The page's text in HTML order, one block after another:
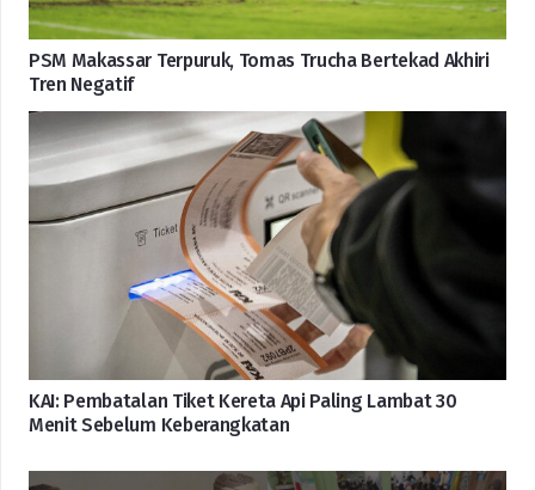
PSM Makassar Terpuruk, Tomas Trucha Bertekad Akhiri
Tren Negatif
KAI: Pembatalan Tiket Kereta Api Paling Lambat 30
Menit Sebelum Keberangkatan